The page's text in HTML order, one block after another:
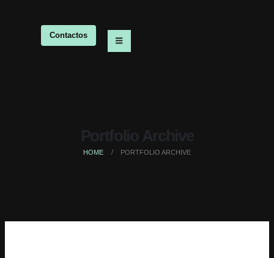
Contactos
Portfolio Archive
HOME PORTFOLIO ARCHIVE